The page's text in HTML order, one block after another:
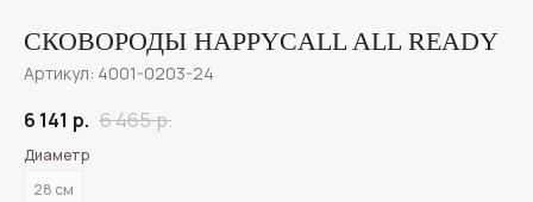
СКОВОРОДЫ HAPPYCALL ALL READY
Артикул: 4001-0203-24
6 141 р. 6 465р.
Диаметр
28 см